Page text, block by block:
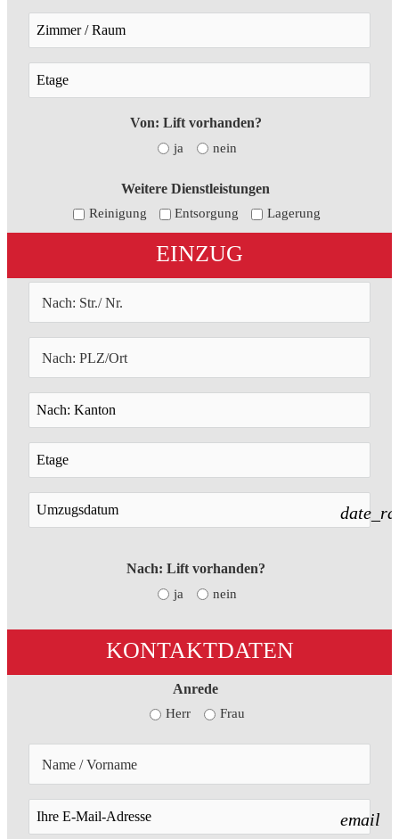
Von: Lift vorhanden?
ja
nein
Weitere Dienstleistungen
Reinigung
Entsorgung Lagerung
EINZUG
Nach: Lift vorhanden?
ja
nein
KONTAKTDATEN
Anrede
Herr
Frau
email